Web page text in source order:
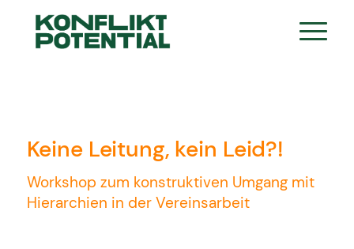
Keine Leitung, kein Leid?!
Workshop zum konstruktiven Umgang mit
Hierarchien in der Vereinsarbeit